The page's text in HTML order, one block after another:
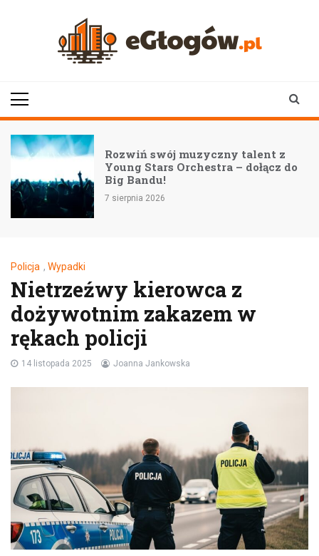
Rozwiń swój muzyczny talent z
Young Stars Orchestra – dołącz do
Big Bandu!
7 sierpnia 2026
Policja , Wypadki
Nietrzeźwy kierowca z
dożywotnim zakazem w
rękach policji
14 listopada 2025 Joanna Jankowska